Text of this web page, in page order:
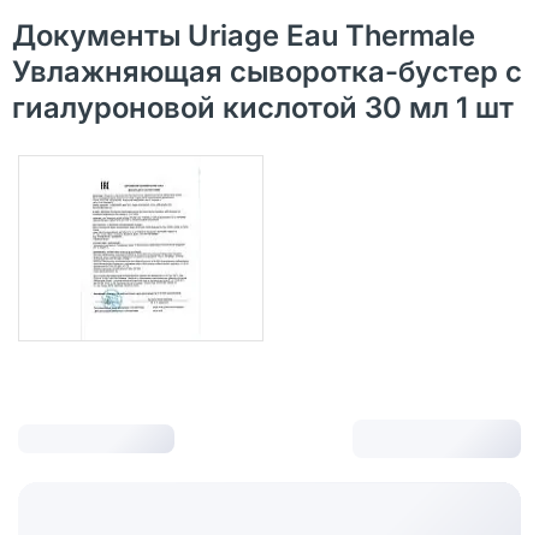
Документы Uriage Eau Thermale
Увлажняющая сыворотка-бустер с
гиалуроновой кислотой 30 мл 1 шт